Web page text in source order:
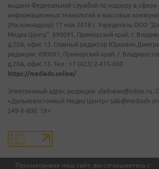
Просматривая наш сайт, вы соглашаетесь с
выдано Федеральной службой по надзору в сфере
информационных технологий и массовых
(Роскомнадзор) 17 мая 2018 г. Учредитель ООО
Медиа Центр". 690091, Приморский край, г.
д.20А, офис 13. Главный редактор Юркевич
редакции: 690091, Приморский край, г.
д.20А, офис 13. Тел.: +7 (423) 2-415-600.
https://mediadv.online/
Электронный адрес редакции: vladnews@inbox.ru.
«Дальневосточный Медиа Центр»
249-8-800. 18+